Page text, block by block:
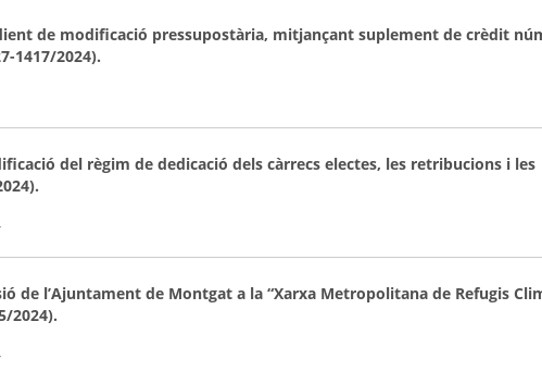
de modificació pressupostària, mitjançant suplement de crèdit
1417/2024).
del règim de dedicació dels càrrecs electes, les retribucions i les
de l’Ajuntament de Montgat a la “Xarxa Metropolitana de Refugis
2024).